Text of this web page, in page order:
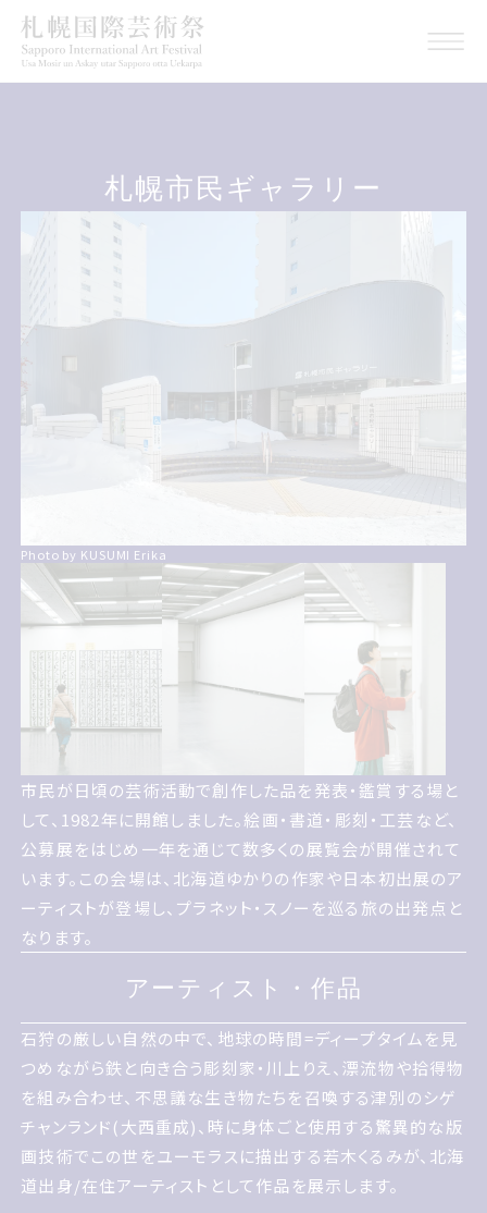
札幌市民ギャラリー
Photo by KUSUMI Erika
市民が日頃の芸術活動で創作した品を発表鑑賞する場とし
て 1982年に開館しました 絵画書道彫刻工芸など 公募展
をはじめ一年を通じて数多くの展覧会が開催されています
この会場は 北海道ゆかりの作家や日本初出展のアーティス
トが登場し プラネットスノーを巡る旅の出発点となります
市民が日頃の芸術活動で創作した品を発表・鑑賞する場と
して、1982年に開館しました。絵画・書道・彫刻・工芸など、
公募展をはじめ一年を通じて数多くの展覧会が開催されて
います。この会場は、北海道ゆかりの作家や日本初出展のア
ーティストが登場し、プラネット・スノーを巡る旅の出発点と
なります。
アーティスト作品
アーティスト・作品
石狩の厳しい自然の中で 地球の時間ディープタイムを見つ
めながら鉄と向き合う彫刻家川上りえ 漂流物や拾得物を
組み合わせ 不思議な生き物たちを召喚する津別のシゲチャ
ンランド大西重成 時に身体ごと使用する驚異的な版画技術
でこの世をユーモラスに描出する若木くるみが 北海道出
身/在住アーティストとして作品を展示します
石狩の厳しい自然の中で、地球の時間=ディープタイムを見
つめながら鉄と向き合う彫刻家・川上りえ、漂流物や拾得物
を組み合わせ、不思議な生き物たちを召喚する津別のシゲ
チャンランド(大西重成)、時に身体ごと使用する驚異的な版
画技術でこの世をユーモラスに描出する若木くるみが、北海
道出身/在住アーティストとして作品を展示します。